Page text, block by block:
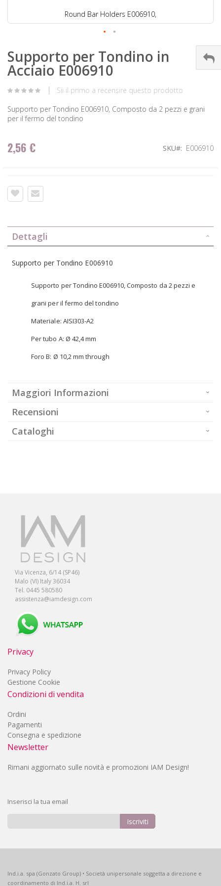
Round Bar Holders E006910,
Supporto per Tondino in
Acciaio E006910
Sii il primo a recensire questo prodotto
Supporto per Tondino E006910, Composto da 2 pezzi e grani
per il fermo del tondino
2,56 € SKU E006910
Dettagli
Supporto per Tondino E006910
Supporto per Tondino E006910, Composto da 2 pezzi e
grani per il fermo del tondino
Materiale: AISI303-A2
Per tubo A: Ø 42,4 mm
Foro B: Ø 10,2 mm through
Maggiori Informazioni
Recensioni
Cataloghi
Via Vicenza, 6/14 (SP46)
Malo (VI) Italy 36034
Tel. 0445 580580
assistenza@iamdesign.com
Privacy
Privacy Policy
Gestione Cookie
Condizioni di vendita
Ordini
Pagamenti
Consegna e spedizione
Newsletter
Rimani aggiornato sulle novità e promozioni IAM Design!
Inserisci la tua email
Newsletter:
Iscriviti
Ind.i.a. spa (Gonzato Group) • Società unipersonale soggetta a direzione e
coordinamento di Ind.i.a. H. srl